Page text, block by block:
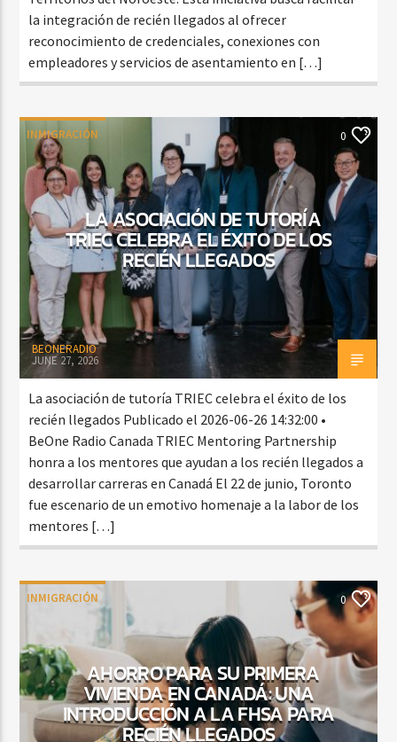
la integración de recién llegados al ofrecer
reconocimiento de credenciales, conexiones con
empleadores y servicios de asentamiento en […]
INMIGRACIÓN 0
LA ASOCIACIÓN DE TUTORÍA
TRIEC CELEBRA EL ÉXITO DE LOS
RECIÉN LLEGADOS
BEONERADIO
JUNE 27, 2026
La asociación de tutoría TRIEC celebra el éxito de los
recién llegados Publicado el 2026-06-26 14:32:00 •
BeOne Radio Canada TRIEC Mentoring Partnership
honra a los mentores que ayudan a los recién llegados a
desarrollar carreras en Canadá El 22 de junio, Toronto
fue escenario de un emotivo homenaje a la labor de los
mentores […]
INMIGRACIÓN 0
AHORRO PARA SU PRIMERA
VIVIENDA EN CANADÁ: UNA
INTRODUCCIÓN A LA FHSA PARA
RECIÉN LLEGADOS